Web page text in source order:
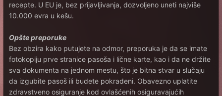
recepte. U EU je, bez prijavljivanja, dozvoljeno uneti najviše
10.000 evra u kešu.
Opšte preporuke
Bez obzira kako putujete na odmor, preporuka je da se imate
fotokopiju prve stranice pasoša i lične karte, kao i da ne držite
sva dokumenta na jednom mestu, što je bitna stvar u slučaju
da izgubite pasoš ili budete pokradeni. Obavezno uplatite
zdravstveno osiguranje kod ovlašćenih osiguravajućih